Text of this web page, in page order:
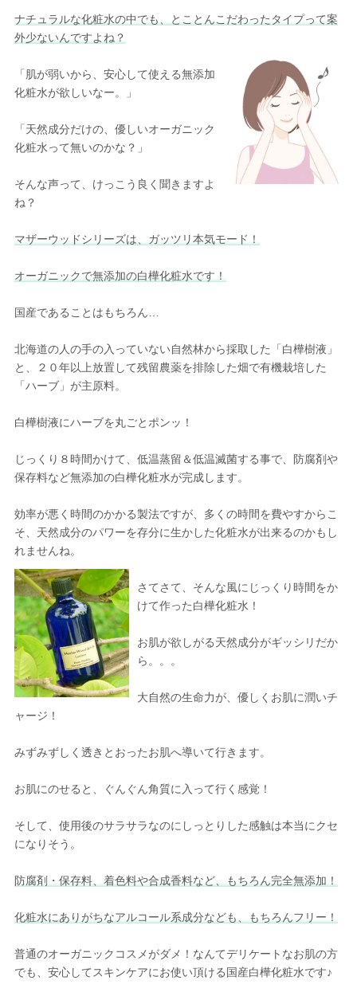
ナチュラルな化粧水の中でも、とことんこだわったタイプって案
外少ないんですよね？
「肌が弱いから、安心して使える無添加
化粧水が欲しいなー。」
「天然成分だけの、優しいオーガニック
化粧水って無いのかな？」
そんな声って、けっこう良く聞きますよ
ね？
マザーウッドシリーズは、ガッツリ本気モード！
オーガニックで無添加の白樺化粧水です！
国産であることはもちろん…
北海道の人の手の入っていない自然林から採取した「白樺樹液」
と、２０年以上放置して残留農薬を排除した畑で有機栽培した
「ハーブ」が主原料。
白樺樹液にハーブを丸ごとポンッ！
じっくり８時間かけて、低温蒸留＆低温滅菌する事で、防腐剤や
保存料など無添加の白樺化粧水が完成します。
効率が悪く時間のかかる製法ですが、多くの時間を費やすからこ
そ、天然成分のパワーを存分に生かした化粧水が出来るのかもし
れませんね。
さてさて、そんな風にじっくり時間をか
けて作った白樺化粧水！
お肌が欲しがる天然成分がギッシリだか
ら。。。
大自然の生命力が、優しくお肌に潤いチ
ャージ！
みずみずしく透きとおったお肌へ導いて行きます。
お肌にのせると、ぐんぐん角質に入って行く感覚！
そして、使用後のサラサラなのにしっとりした感触は本当にクセ
になりそう。
防腐剤・保存料、着色料や合成香料など、もちろん完全無添加！
化粧水にありがちなアルコール系成分なども、もちろんフリー！
普通のオーガニックコスメがダメ！なんてデリケートなお肌の方
でも、安心してスキンケアにお使い頂ける国産白樺化粧水です♪